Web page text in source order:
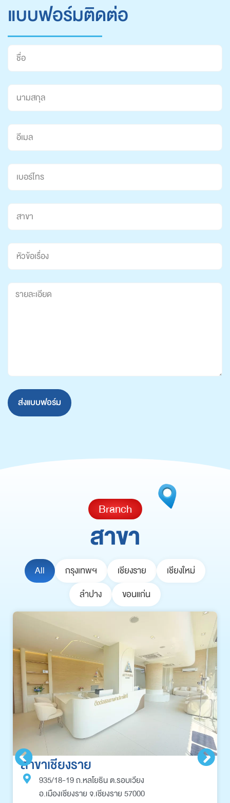
แบบฟอร์มติดต่อ
ส่งแบบฟอร์ม
Branch
สาขา
All กรุงเทพฯ เชียงราย
เชียงใหม่
ลำปาง
ขอนแก่น
สาขาเชียงราย
935/18-19 ถ.หลโยธิน ต.รอบเวียง
อ.เมืองเชียงราย จ.เชียงราย 57000